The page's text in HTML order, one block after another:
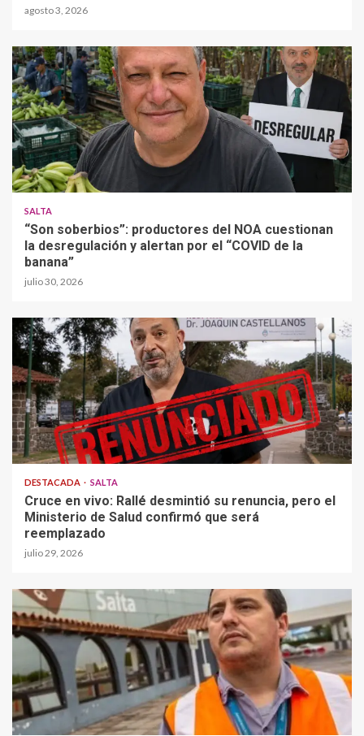
agosto 3, 2026
SALTA
“Son soberbios”: productores del NOA cuestionan
la desregulación y alertan por el “COVID de la
banana”
julio 30, 2026
DESTACADA SALTA
Cruce en vivo: Rallé desmintió su renuncia, pero el
Ministerio de Salud confirmó que será
reemplazado
julio 29, 2026